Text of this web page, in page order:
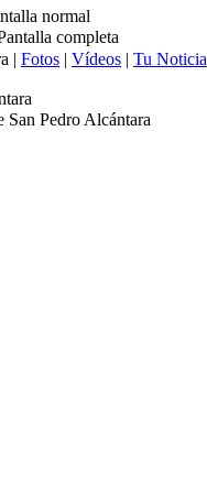
normal
completa
| Fotos | Vídeos | Tu Noticia
San Pedro Alcántara